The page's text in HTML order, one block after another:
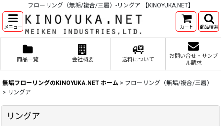
フローリング（無垢/複合/三層）-リングア 【KINOYUKA.NET】
メニュー カート 商品検索
商品一覧 会社概要 送料について
お問い合せ・サンプ
ル請求
無垢フローリングのKINOYUKA.NET ホーム > フローリング（無垢/複合/三層）
> リングア
リングア